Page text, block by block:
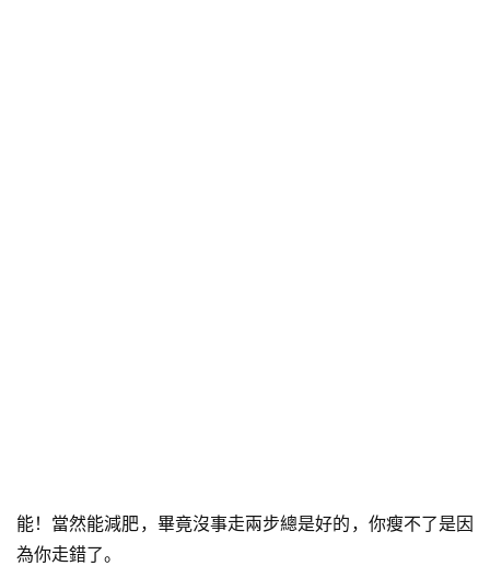
能！當然能減肥，畢竟沒事走兩步總是好的，你瘦不了是因
為你走錯了。